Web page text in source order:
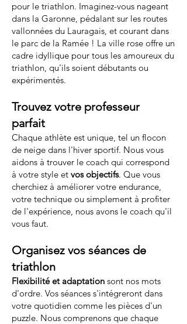
pour le triathlon. Imaginez-vous nageant
dans la Garonne, pédalant sur les routes
vallonnées du Lauragais, et courant dans
le parc de la Ramée ! La ville rose offre un
cadre idyllique pour tous les amoureux du
triathlon, qu'ils soient débutants ou
expérimentés.
Trouvez votre professeur
parfait
Chaque athlète est unique, tel un flocon
de neige dans l'hiver sportif. Nous vous
aidons à trouver le coach qui correspond
à votre style et vos objectifs. Que vous
cherchiez à améliorer votre endurance,
votre technique ou simplement à profiter
de l'expérience, nous avons le coach qu'il
vous faut.
Organisez vos séances de
triathlon
Flexibilité et adaptation sont nos mots
d'ordre. Vos séances s'intégreront dans
votre quotidien comme les pièces d'un
puzzle. Nous comprenons que chaque